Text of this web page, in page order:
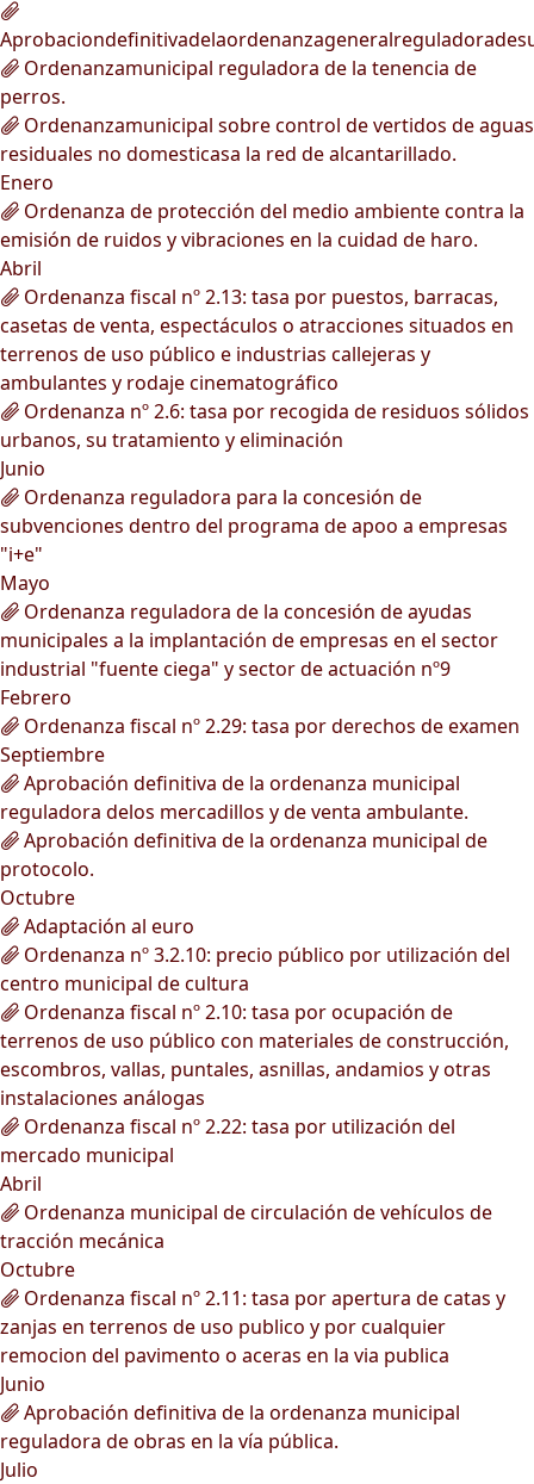
Ordenanzamunicipal reguladora de la tenencia de
perros.
Ordenanzamunicipal sobre control de vertidos de aguas
residuales no domesticasa la red de alcantarillado.
Enero
Ordenanza de protección del medio ambiente contra la
emisión de ruidos y vibraciones en la cuidad de haro.
Abril
Ordenanza fiscal nº 2.13: tasa por puestos, barracas,
casetas de venta, espectáculos o atracciones situados en
terrenos de uso público e industrias callejeras y
ambulantes y rodaje cinematográfico
Ordenanza nº 2.6: tasa por recogida de residuos sólidos
urbanos, su tratamiento y eliminación
Junio
Ordenanza reguladora para la concesión de
subvenciones dentro del programa de apoo a empresas
"i+e"
Mayo
Ordenanza reguladora de la concesión de ayudas
municipales a la implantación de empresas en el sector
industrial "fuente ciega" y sector de actuación nº9
Febrero
Ordenanza fiscal nº 2.29: tasa por derechos de examen
Septiembre
Aprobación definitiva de la ordenanza municipal
reguladora delos mercadillos y de venta ambulante.
Aprobación definitiva de la ordenanza municipal de
protocolo.
Octubre
Adaptación al euro
Ordenanza nº 3.2.10: precio público por utilización del
centro municipal de cultura
Ordenanza fiscal nº 2.10: tasa por ocupación de
terrenos de uso público con materiales de construcción,
escombros, vallas, puntales, asnillas, andamios y otras
instalaciones análogas
Ordenanza fiscal nº 2.22: tasa por utilización del
mercado municipal
Abril
Ordenanza municipal de circulación de vehículos de
tracción mecánica
Octubre
Ordenanza fiscal nº 2.11: tasa por apertura de catas y
zanjas en terrenos de uso publico y por cualquier
remocion del pavimento o aceras en la via publica
Junio
Aprobación definitiva de la ordenanza municipal
reguladora de obras en la vía pública.
Julio